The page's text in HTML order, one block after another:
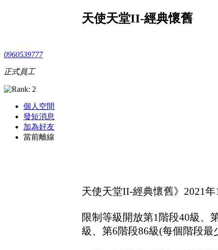
0960539777
正式員工
個人空間
發短消息
加為好友
當前離線
天使天堂II-經典懷舊
天使天堂II-經典懷舊》2021
限制等級開放第1階段40級、
級、第6階段86級(每個階段最